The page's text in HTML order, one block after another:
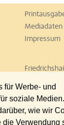
für Werbe- und
soziale Medien.
wie wir
Verwendung
Mediadaten
Impressum
Marzahn
Neukölln